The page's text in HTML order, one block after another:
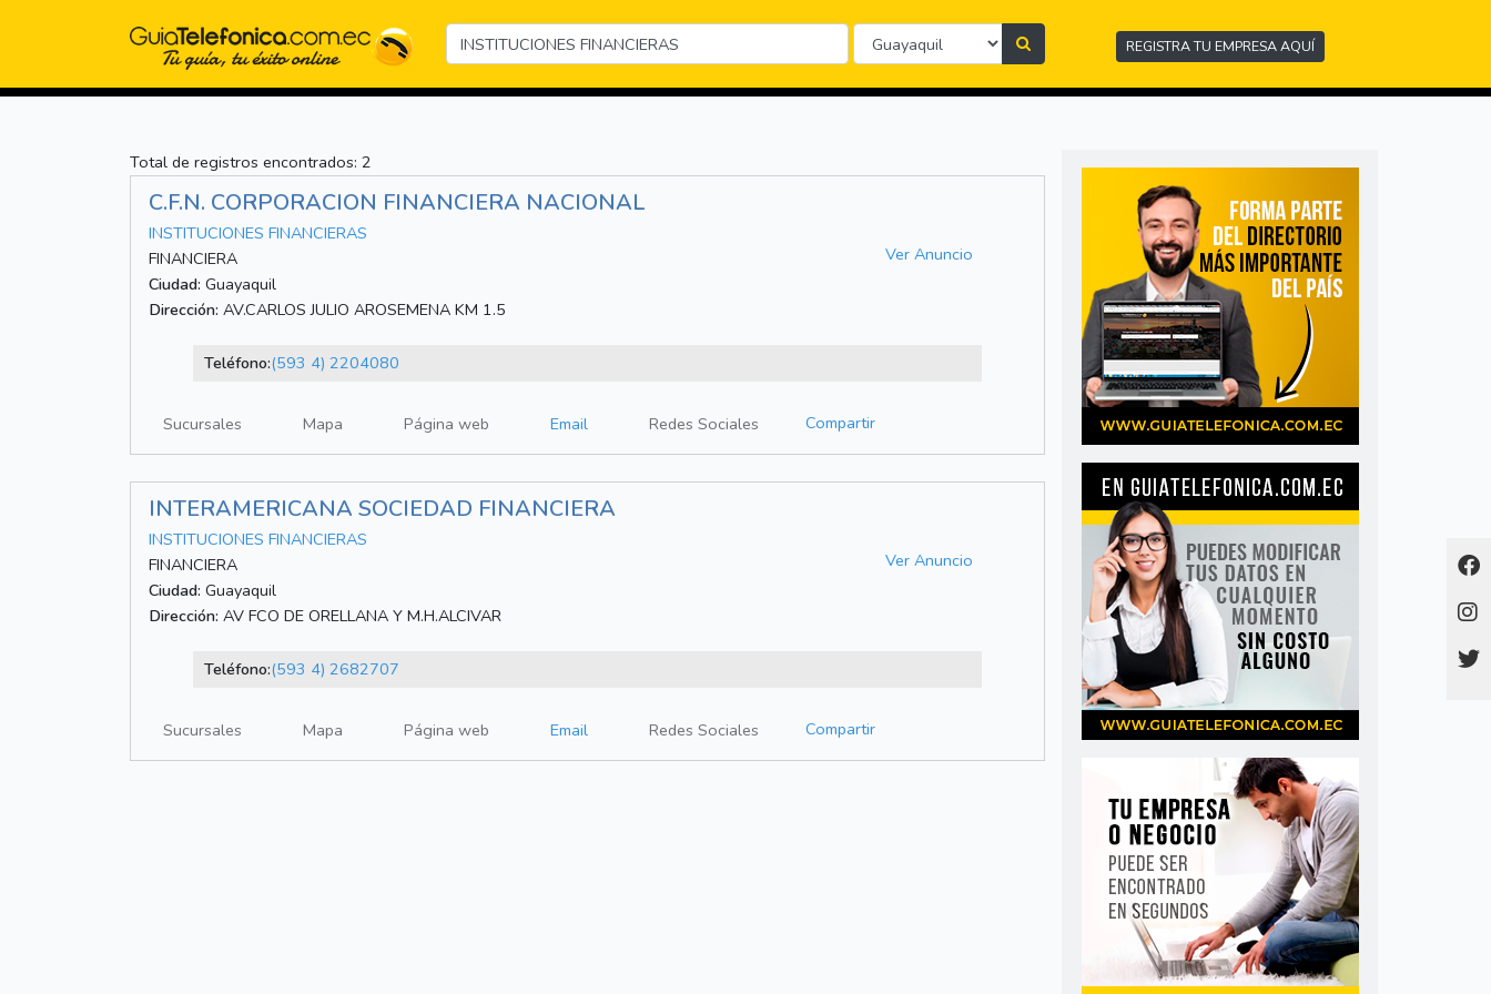
REGISTRA TU EMPRESA AQUÍ
Total de registros encontrados: 2
C.F.N. CORPORACION FINANCIERA NACIONAL
INSTITUCIONES FINANCIERAS
FINANCIERA
Ciudad: Guayaquil
Dirección: AV.CARLOS JULIO AROSEMENA KM 1.5
Ver Anuncio
Teléfono:(593 4) 2204080
Sucursales Mapa Página web Email Redes Sociales Compartir
INTERAMERICANA SOCIEDAD FINANCIERA
INSTITUCIONES FINANCIERAS
FINANCIERA
Ciudad: Guayaquil
Dirección: AV FCO DE ORELLANA Y M.H.ALCIVAR
Ver Anuncio
Teléfono:(593 4) 2682707
Sucursales Mapa Página web Email Redes Sociales Compartir